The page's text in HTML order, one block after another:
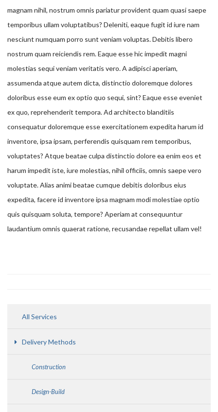
magnam nihil, nostrum omnis pariatur provident quam quasi saepe
temporibus ullam voluptatibus? Deleniti, eaque fugit id iure nam
nesciunt numquam porro sunt veniam voluptas. Debitis libero
nostrum quam reiciendis rem. Eaque esse hic impedit magni
molestias sequi veniam veritatis vero. A adipisci aperiam,
assumenda atque autem dicta, distinctio doloremque dolores
doloribus esse eum ex optio quo sequi, sint? Eaque esse eveniet
ex quo, reprehenderit tempora. Ad architecto blanditiis
consequatur doloremque esse exercitationem expedita harum id
inventore, ipsa ipsam, perferendis quisquam rem temporibus,
voluptates? Atque beatae culpa distinctio dolore ea enim eos et
harum impedit iste, iure molestias, nihil officiis, omnis saepe vero
voluptate. Alias animi beatae cumque debitis doloribus eius
expedita, facere id inventore ipsa magnam modi molestiae optio
quis quisquam soluta, tempore? Aperiam at consequuntur
laudantium omnis quaerat ratione, recusandae repellat ullam vel!
All Services
Delivery Methods
Construction
Design-Build